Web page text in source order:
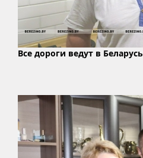
Все дороги ведут в Беларусь